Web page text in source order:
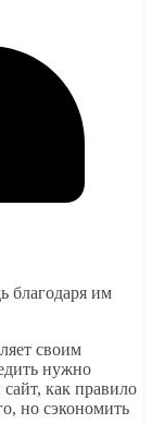
благодаря им
своим
нужно
как правило
но сэкономить